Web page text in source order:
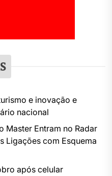
e inovação e
nacional
Master Entram no Radar
Ligações com Esquema
após celular